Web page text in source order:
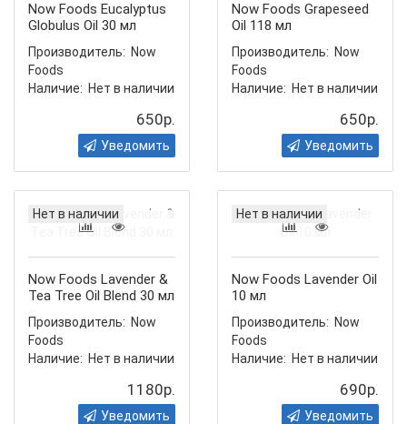
Now Foods Eucalyptus
Globulus Oil 30 мл
Производитель: Now
Foods
Наличие: Нет в наличии
650р.
Уведомить
Now Foods Grapeseed
Oil 118 мл
Производитель: Now
Foods
Наличие: Нет в наличии
650р.
Уведомить
Нет в наличии
Now Foods Lavender &
Tea Tree Oil Blend 30 мл
Производитель: Now
Foods
Наличие: Нет в наличии
1180р.
Уведомить
Нет в наличии
Now Foods Lavender Oil
10 мл
Производитель: Now
Foods
Наличие: Нет в наличии
690р.
Уведомить